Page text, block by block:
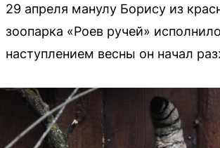
29 апреля манулу Борису из
зоопарка «Роев ручей»
наступлением весны он начал